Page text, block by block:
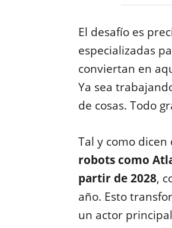
El desafío es
especializadas
conviertan en
Ya sea
de cosas. Todo
Tal y como dicen
robots como
partir de 2028,
año. Esto
un actor